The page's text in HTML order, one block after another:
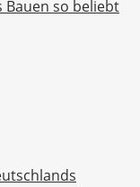
so beliebt